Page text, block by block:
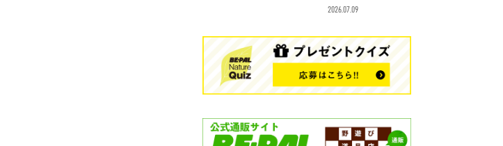
2026.07.09